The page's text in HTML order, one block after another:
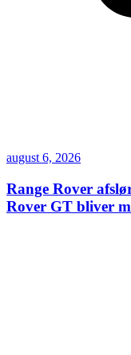
august 6, 2026
Range Rover
Rover GT bliver